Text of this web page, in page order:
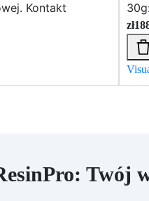
Kontakt
zł
Twój